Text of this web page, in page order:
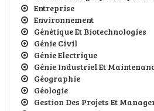
Entreprise
Environnement
Génétique Et Biotechnologies
Génie Civil
Génie Electrique
Génie Industriel Et
Géographie
Géologie
Gestion Des Projets Et